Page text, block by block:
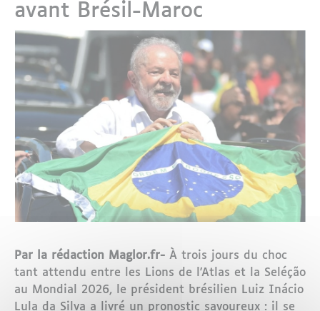
avant Brésil-Maroc
Par la rédaction Maglor.fr- À trois jours du choc
tant attendu entre les Lions de l'Atlas et la Seléção
au Mondial 2026, le président brésilien Luiz Inácio
Lula da Silva a livré un pronostic savoureux : il se